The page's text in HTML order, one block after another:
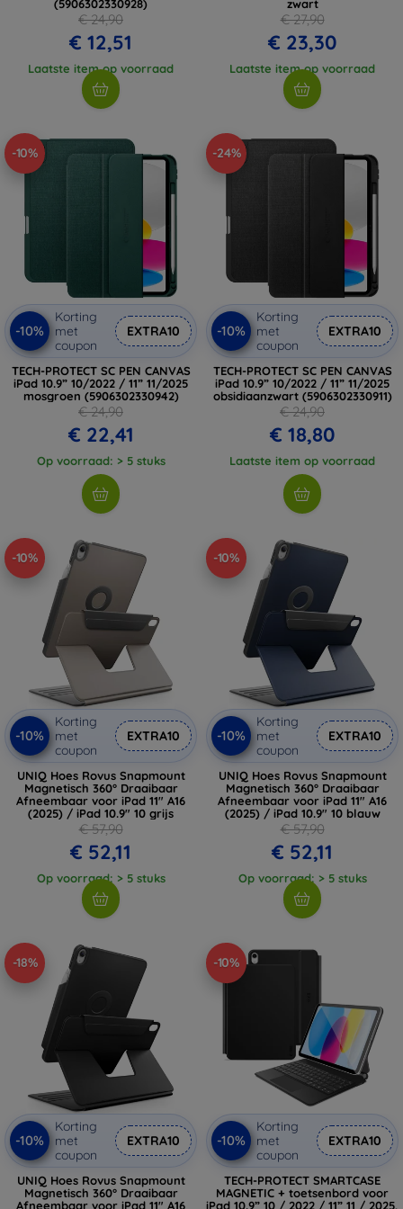
(5906302330928)
€ 24,90
€ 12,51
Laatste item op voorraad
zwart
€ 27,90
€ 23,30
Laatste item op voorraad
-10%
-10%
Korting
met
coupon
EXTRA10
TECH-PROTECT SC PEN CANVAS
iPad 10.9” 10/2022 / 11” 11/2025
mosgroen (5906302330942)
€ 24,90
€ 22,41
Op voorraad: > 5 stuks
-24%
-10%
Korting
met
coupon
EXTRA10
TECH-PROTECT SC PEN CANVAS
iPad 10.9” 10/2022 / 11” 11/2025
obsidiaanzwart (5906302330911)
€ 24,90
€ 18,80
Laatste item op voorraad
-10%
-10%
Korting
met
coupon
EXTRA10
UNIQ Hoes Rovus Snapmount
Magnetisch 360° Draaibaar
Afneembaar voor iPad 11" A16
(2025) / iPad 10.9" 10 grijs
€ 57,90
€ 52,11
Op voorraad: > 5 stuks
-10%
-10%
Korting
met
coupon
EXTRA10
UNIQ Hoes Rovus Snapmount
Magnetisch 360° Draaibaar
Afneembaar voor iPad 11" A16
(2025) / iPad 10.9" 10 blauw
€ 57,90
€ 52,11
Op voorraad: > 5 stuks
-18%
-10%
Korting
met
coupon
EXTRA10
UNIQ Hoes Rovus Snapmount
Magnetisch 360° Draaibaar
Afneembaar voor iPad 11" A16
-10%
-10%
Korting
met
coupon
EXTRA10
TECH-PROTECT SMARTCASE
MAGNETIC + toetsenbord voor
iPad 10.9” 10 / 2022 / 11” 11 / 2025,